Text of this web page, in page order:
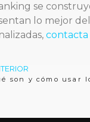
se
lo mejor
contacta
son y cómo usar